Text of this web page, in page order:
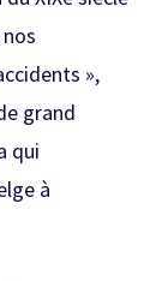
»,
grand
qui
à